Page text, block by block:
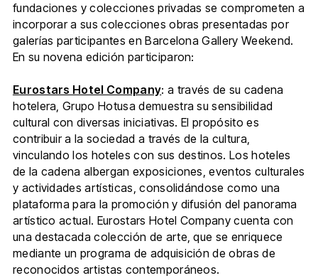
fundaciones y colecciones privadas se comprometen a
incorporar a sus colecciones obras presentadas por
galerías participantes en Barcelona Gallery Weekend.
En su novena edición participaron:
Eurostars Hotel Company: a través de su cadena
hotelera, Grupo Hotusa demuestra su sensibilidad
cultural con diversas iniciativas. El propósito es
contribuir a la sociedad a través de la cultura,
vinculando los hoteles con sus destinos. Los hoteles
de la cadena albergan exposiciones, eventos culturales
y actividades artísticas, consolidándose como una
plataforma para la promoción y difusión del panorama
artístico actual. Eurostars Hotel Company cuenta con
una destacada colección de arte, que se enriquece
mediante un programa de adquisición de obras de
reconocidos artistas contemporáneos.